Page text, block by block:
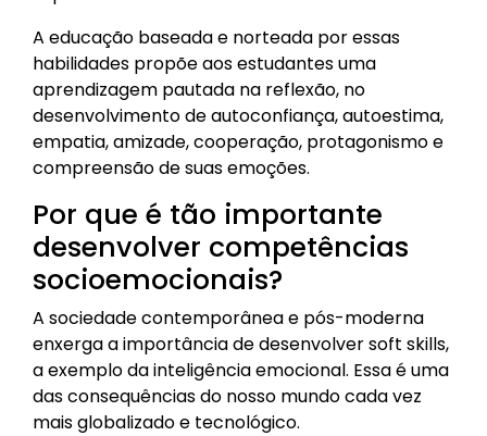
A educação baseada e norteada por essas
habilidades propõe aos estudantes uma
aprendizagem pautada na reflexão, no
desenvolvimento de autoconfiança, autoestima,
empatia, amizade, cooperação, protagonismo e
compreensão de suas emoções.
Por que é tão importante
desenvolver competências
socioemocionais?
A sociedade contemporânea e pós-moderna
enxerga a importância de desenvolver soft skills,
a exemplo da inteligência emocional. Essa é uma
das consequências do nosso mundo cada vez
mais globalizado e tecnológico.